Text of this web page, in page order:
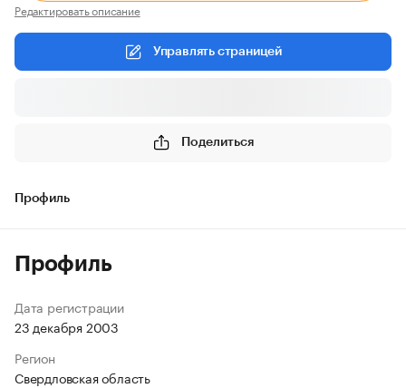
Редактировать описание
Управлять страницей
Поделиться
Профиль
Профиль
Дата регистрации
23 декабря 2003
Регион
Свердловская область